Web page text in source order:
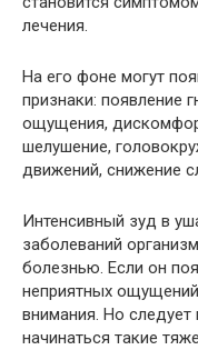
лечения.
На его фоне могут
признаки: появление
ощущения,
шелушение,
движений, снижение
Интенсивный зуд в
заболеваний
болезнью. Если он
неприятных
внимания. Но следует
начинаться такие